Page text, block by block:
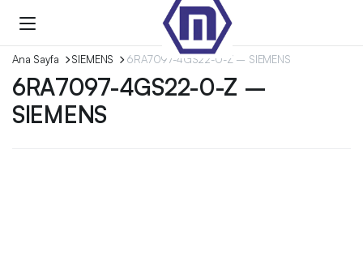
Ana Sayfa SIEMENS 6RA7097-4GS22-0-Z – SIEMENS
6RA7097-4GS22-0-Z –
SIEMENS